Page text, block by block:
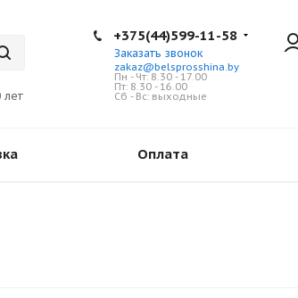
лет
+375(44)599-11-58
Заказать звонок
zakaz@belsprosshina.by
Пн - Чт: 8.30 - 17.00
Пт: 8.30 - 16.00
Сб - Вс: выходные
Оплата